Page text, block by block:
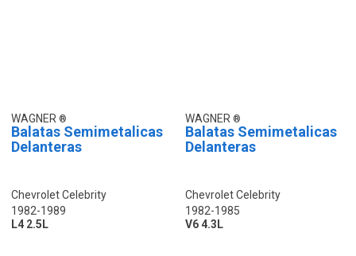
WAGNER
Balatas Semimetalicas
Delanteras
Chevrolet Celebrity
1982-1989
L4 2.5L
WAGNER
Balatas Semimetalicas
Delanteras
Chevrolet Celebrity
1982-1985
V6 4.3L